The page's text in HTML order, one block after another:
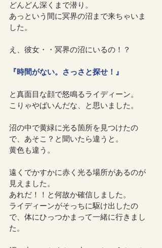
どんどん深くまで潜り。
あっという間に冥界の沼まで来ちゃいま
した。
え、彼女・・冥界の沼にいるの！？
『時間がない。さっさと探せ！』
と真面目な顔で怒鳴るライディーン。
こりゃやばいんだな、と思いました。
沼の中で黄緑に光る箇所を見つけたの
で、あそこ？と聞いたら違うと。
黄色も違う。
遠くでかすかに赤く光る場所があるのが
見えました。
あれだ！！と何故か確信しました。
ライディーンがそっちに駆け出したの
で、体にひっつかまって一緒に行きまし
た。